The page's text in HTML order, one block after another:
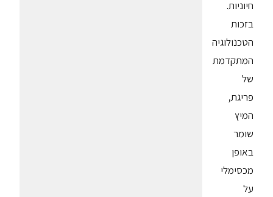
חיוניות.
בזכות
הטכנולוגיה
המתקדמת
של
פריגת,
המיץ
שומר
באופן
מכסימלי
על